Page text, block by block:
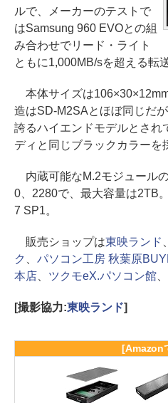
ルで、メーカーのテストで
はSamsung 960 EVOとの組
み合わせでリード・ライト
ともに1,000MB/sを超える転
本体サイズは
造はSD-M2SAとほぼ同じだ
誇るハイエンドモデルとされ
ディと同じブラックカラーを
内蔵可能なM.2モジュール
0、2280で、最大容量は2TB
7 SP1。
販売ショップは東映ランド
ク
パソコン工房 秋葉原
本店、 ツクモeX.パソコン館、
[撮影協力:東映ランド]
[Amazon